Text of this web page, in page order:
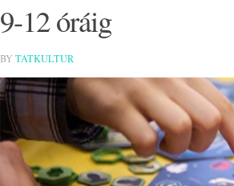
9-12 óráig
BY TATKULTUR